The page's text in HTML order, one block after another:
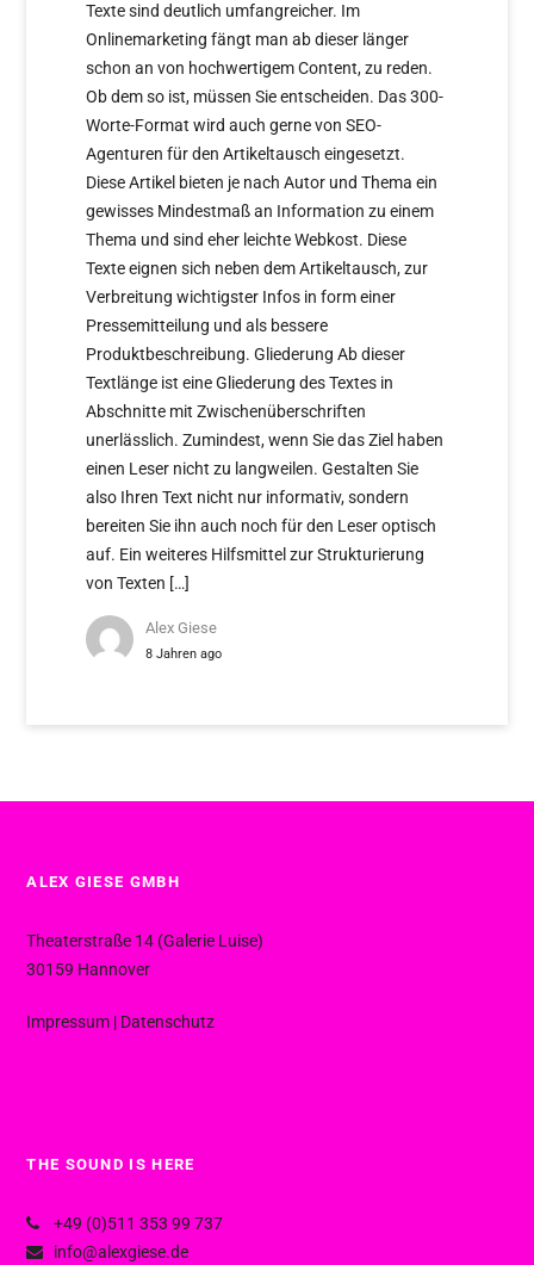
Texte sind deutlich umfangreicher. Im
Onlinemarketing fängt man ab dieser länger
schon an von hochwertigem Content, zu reden.
Ob dem so ist, müssen Sie entscheiden. Das 300-
Worte-Format wird auch gerne von SEO-
Agenturen für den Artikeltausch eingesetzt.
Diese Artikel bieten je nach Autor und Thema ein
gewisses Mindestmaß an Information zu einem
Thema und sind eher leichte Webkost. Diese
Texte eignen sich neben dem Artikeltausch, zur
Verbreitung wichtigster Infos in form einer
Pressemitteilung und als bessere
Produktbeschreibung. Gliederung Ab dieser
Textlänge ist eine Gliederung des Textes in
Abschnitte mit Zwischenüberschriften
unerlässlich. Zumindest, wenn Sie das Ziel haben
einen Leser nicht zu langweilen. Gestalten Sie
also Ihren Text nicht nur informativ, sondern
bereiten Sie ihn auch noch für den Leser optisch
auf. Ein weiteres Hilfsmittel zur Strukturierung
von Texten […]
Alex Giese
8 Jahren ago
ALEX GIESE GMBH
Theaterstraße 14 (Galerie Luise)
30159 Hannover
Impressum | Datenschutz
THE SOUND IS HERE
+49 (0)511 353 99 737
info@alexgiese.de